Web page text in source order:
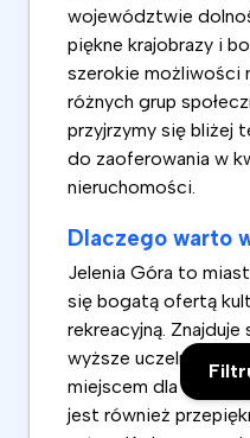
województwie
piękne krajobrazy i
szerokie możliwości
różnych grup
przyjrzymy się bliżej
do zaoferowania w
nieruchomości.
Dlaczego warto
Jelenia Góra to
się bogatą ofertą
rekreacyjną.
wyższe uczelnie, co
miejscem dla
jest również